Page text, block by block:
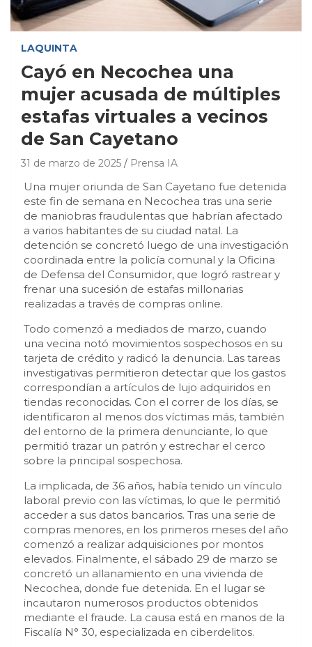
LAQUINTA
Cayó en Necochea una
mujer acusada de múltiples
estafas virtuales a vecinos
de San Cayetano
31 de marzo de 2025 Prensa IA
Una mujer oriunda de San Cayetano fue detenida
este fin de semana en Necochea tras una serie
de maniobras fraudulentas que habrían afectado
a varios habitantes de su ciudad natal. La
detención se concretó luego de una investigación
coordinada entre la policía comunal y la Oficina
de Defensa del Consumidor, que logró rastrear y
frenar una sucesión de estafas millonarias
realizadas a través de compras online.
Todo comenzó a mediados de marzo, cuando
una vecina notó movimientos sospechosos en su
tarjeta de crédito y radicó la denuncia. Las tareas
investigativas permitieron detectar que los gastos
correspondían a artículos de lujo adquiridos en
tiendas reconocidas. Con el correr de los días, se
identificaron al menos dos víctimas más, también
del entorno de la primera denunciante, lo que
permitió trazar un patrón y estrechar el cerco
sobre la principal sospechosa.
La implicada, de 36 años, había tenido un vínculo
laboral previo con las víctimas, lo que le permitió
acceder a sus datos bancarios. Tras una serie de
compras menores, en los primeros meses del año
comenzó a realizar adquisiciones por montos
elevados. Finalmente, el sábado 29 de marzo se
concretó un allanamiento en una vivienda de
Necochea, donde fue detenida. En el lugar se
incautaron numerosos productos obtenidos
mediante el fraude. La causa está en manos de la
Fiscalía N° 30, especializada en ciberdelitos.